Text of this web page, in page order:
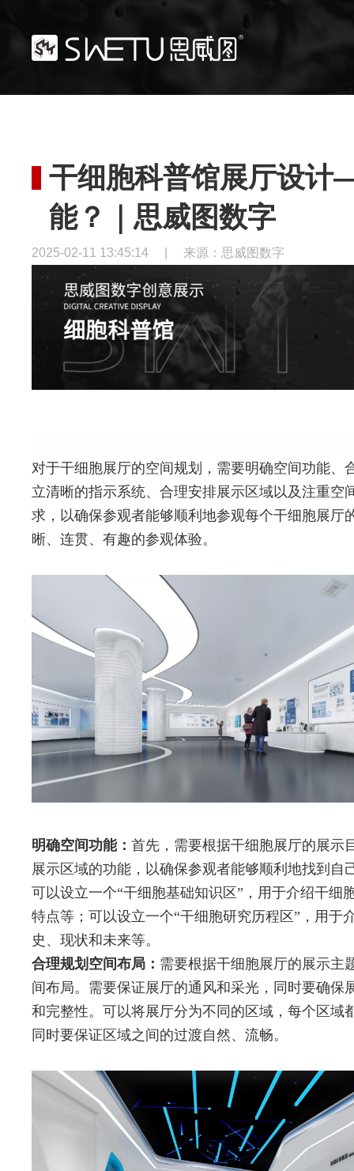
干细胞科普馆展厅设计
能？｜思威图数字
2025-02-11 13:45:14 来源：思威图数字
对于干细胞展厅的空间规划，需要明确空间功能、
立清晰的指示系统、合理安排展示区域以及注重空
求，以确保参观者能够顺利地参观每个干细胞展厅
晰、连贯、有趣的参观体验。
明确空间功能： 首先，需要根据干细胞展厅的展示
展示区域的功能，以确保参观者能够顺利地找到自
可以设立一个“干细胞基础知识区”，用于介绍干细
特点等；可以设立一个“干细胞研究历程区”，用于
史、现状和未来等。
合理规划空间布局： 需要根据干细胞展厅的展示主
间布局。需要保证展厅的通风和采光，同时要确保
和完整性。可以将展厅分为不同的区域，每个区域
同时要保证区域之间的过渡自然、流畅。